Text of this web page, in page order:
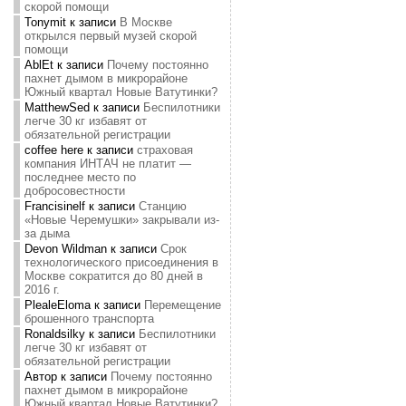
скорой помощи
Tonymitк записи В Москве
открылся первый музей скорой
помощи
AblEtк записи Почему постоянно
пахнет дымом в микрорайоне
Южный квартал Новые Ватутинки?
MatthewSed к записи Беспилотники
легче 30 кг избавят от
обязательной регистрации
coffee hereк записи страховая
компания ИНТАЧ не платит —
последнее место по
добросовестности
Francisinelfк записи Станцию
«Новые Черемушки» закрывали из-
за дыма
Devon Wildmanк записи Срок
технологического присоединения в
Москве сократится до 80 дней в
2016 г.
PlealeElomaк записи Перемещение
брошенного транспорта
Ronaldsilkyк записи Беспилотники
легче 30 кг избавят от
обязательной регистрации
Авторк записи Почему постоянно
пахнет дымом в микрорайоне